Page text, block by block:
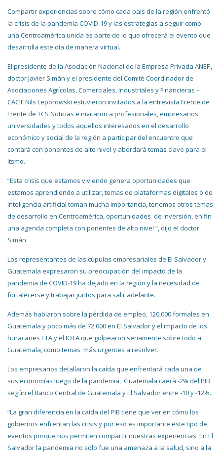
Compartir experiencias sobre cómo cada país de la región enfrentó
la crisis de la pandemia COVID-19 y las estrategias a seguir como
una Centroamérica unida es parte de lo que ofrecerá el evento que
desarrolla este día de manera virtual.
El presidente de la Asociación Nacional de la Empresa Privada ANEP,
doctor Javier Simán y el presidente del Comité Coordinador de
Asociaciones Agrícolas, Comerciales, Industriales y Financieras –
CACIF Nils Leporowski estuvieron invitados a la entrevista Frente de
Frente de TCS Noticias e invitaron a profesionales, empresarios,
universidades y todos aquellos interesados en el desarrollo
económico y social de la región a participar del encuentro que
contará con ponentes de alto nivel y abordará temas clave para el
itsmo.
”Esta crisis que estamos viviendo genera oportunidades que
estamos aprendiendo a utilizar, temas de plataformas digitales o de
inteligencia artificial toman mucha importancia, tenemos otros temas
de desarrollo en Centroamérica, oportunidades de inversión, en fin
una agenda completa con ponentes de alto nivel “, dijo el doctor
Simán.
Los representantes de las cúpulas empresariales de El Salvador y
Guatemala expresaron su preocupación del impacto de la
pandemia de COVID-19 ha dejado en la región y la necesidad de
fortalecerse y trabajar juntos para salir adelante.
Además hablaron sobre la pérdida de empleo, 120,000 formales en
Guatemala y poco más de 72,000 en El Salvador y el impacto de los
huracanes ETA y el IOTA que golpearon seriamente sobre todo a
Guatemala, como temas más urgentes a resolver.
Los empresarios detallaron la caída que enfrentará cada una de
sus economías luego de la pandemia, Guatemala caerá -2% del PIB
según el Banco Central de Guatemala y El Salvador entre -10 y -12%.
“La gran diferencia en la caída del PIB tiene que ver en cómo los
gobiernos enfrentan las crisis y por eso es importante este tipo de
eventos porque nos permiten compartir nuestras experiencias. En El
Salvador la pandemia no solo fue una amenaza a la salud, sino a la